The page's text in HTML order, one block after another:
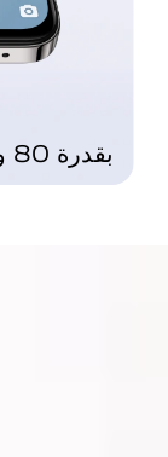
تقنية FlashCharge بقدرة 80 وات